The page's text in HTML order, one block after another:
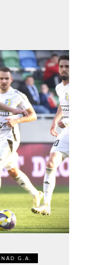
G.A.